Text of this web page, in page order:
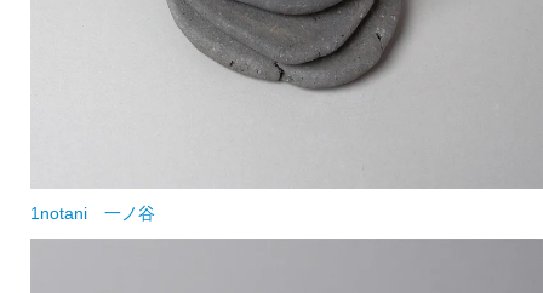
1notani 一ノ谷